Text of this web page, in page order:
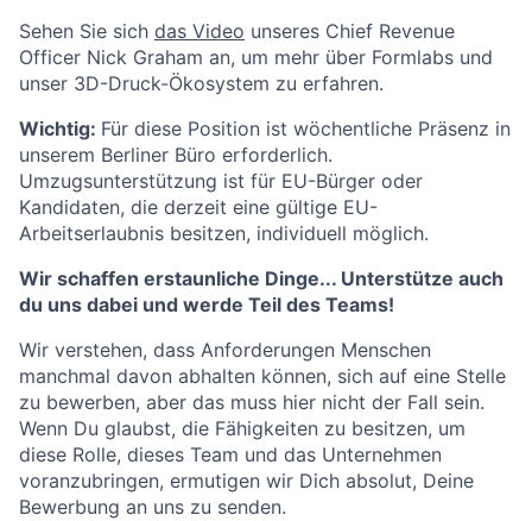
Sehen Sie sich das Video unseres Chief Revenue
Officer Nick Graham an, um mehr über Formlabs und
unser 3D-Druck-Ökosystem zu erfahren.
Wichtig: Für diese Position ist wöchentliche Präsenz in
unserem Berliner Büro erforderlich.
Umzugsunterstützung ist für EU-Bürger oder
Kandidaten, die derzeit eine gültige EU-
Arbeitserlaubnis besitzen, individuell möglich.
Wir schaffen erstaunliche Dinge... Unterstütze auch
du uns dabei und werde Teil des Teams!
Wir verstehen, dass Anforderungen Menschen
manchmal davon abhalten können, sich auf eine Stelle
zu bewerben, aber das muss hier nicht der Fall sein.
Wenn Du glaubst, die Fähigkeiten zu besitzen, um
diese Rolle, dieses Team und das Unternehmen
voranzubringen, ermutigen wir Dich absolut, Deine
Bewerbung an uns zu senden.